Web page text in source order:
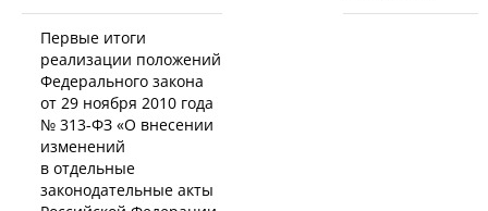
Первые итоги
реализации положений
Федерального закона
от 29 ноября 2010 года
№ 313-ФЗ «О внесении
изменений
в отдельные
законодательные акты